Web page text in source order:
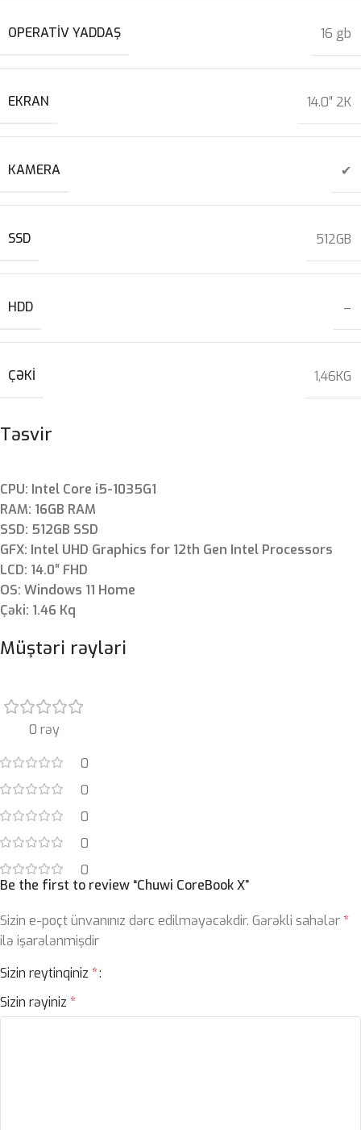
Təsvir
CPU: Intel Core i5-1035G1
RAM: 16GB RAM
SSD: 512GB SSD
GFX: Intel UHD Graphics for 12th Gen Intel Processors
LCD: 14.0″ FHD
OS: Windows 11 Home
Çəki: 1.46 Kq
OPERATIV YADDAŞ 16 gb
EKRAN 14.0″ 2K
KAMERA ✔
SSD 512GB
HDD –
ÇƏKI 1,46KG
Müştəri rəyləri
0 rəy
0
0
0
0
0
Be the first to review “Chuwi CoreBook X”
Sizin e-poçt ünvanınız dərc edilməyəcəkdir. Gərəkli sahələr*
ilə işarələnmişdir
Sizin reytinqiniz *
Sizin rəyiniz *